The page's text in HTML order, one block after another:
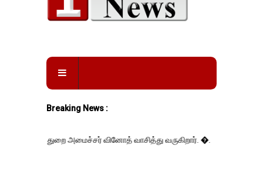
Breaking News :
அமைச்சர் வினோத் வாசித்து வருகிறார். �.